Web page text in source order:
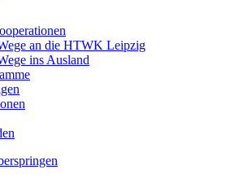
an die HTWK Leipzig
ins Ausland